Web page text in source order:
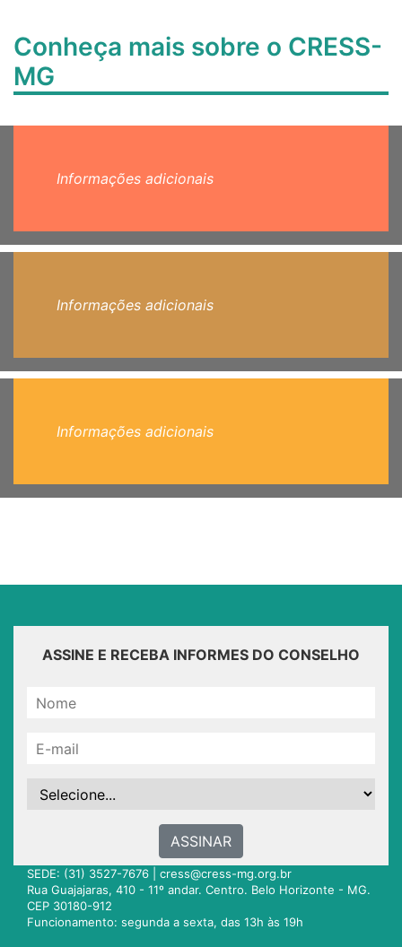
Conheça mais sobre o CRESS-
MG
Informações adicionais
Informações adicionais
Informações adicionais
ASSINE E RECEBA INFORMES DO CONSELHO
ASSINAR
SEDE: (31) 3527-7676 | cress@cress-mg.org.br
Rua Guajajaras, 410 - 11º andar. Centro. Belo Horizonte - MG.
CEP 30180-912
Funcionamento: segunda a sexta, das 13h às 19h